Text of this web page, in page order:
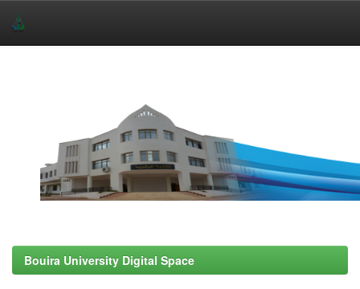
Bouira University Digital Space